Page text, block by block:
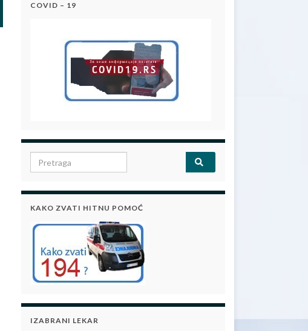
COVID – 19
Search for:
KAKO ZVATI HITNU POMOĆ
IZABRANI LEKAR